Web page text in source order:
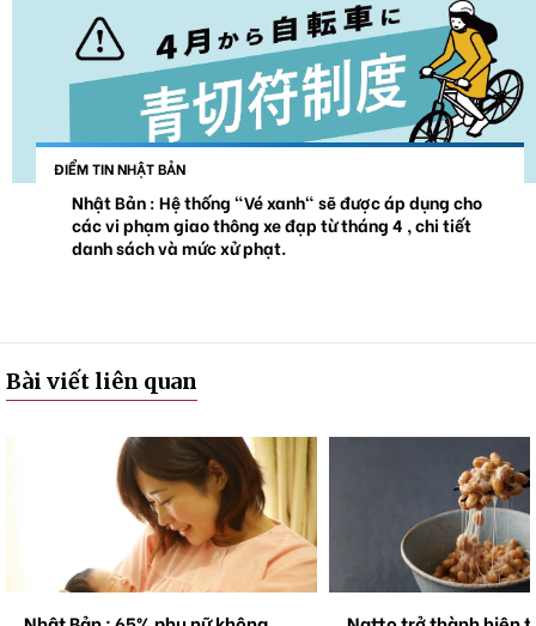
ĐIỂM TIN NHẬT BẢN
Nhật Bản : Hệ thống "Vé xanh" sẽ được áp dụng cho
các vi phạm giao thông xe đạp từ tháng 4 , chi tiết
danh sách và mức xử phạt.
Bài viết liên quan